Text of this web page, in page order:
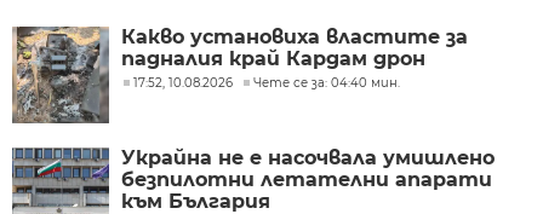
Какво установиха властите за
падналия край Кардам дрон
17:52, 10.08.2026 Чете се за: 04:40 мин.
Украйна не е насочвала умишлено
безпилотни летателни апарати
към България